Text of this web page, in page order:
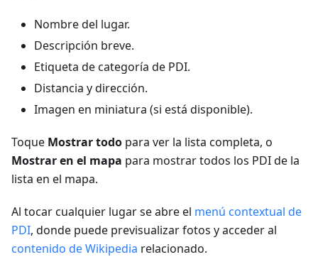
Nombre del lugar.
Descripción breve.
Etiqueta de categoría de PDI.
Distancia y dirección.
Imagen en miniatura (si está disponible).
Toque Mostrar todo para ver la lista completa, o
Mostrar en el mapa para mostrar todos los PDI de la
lista en el mapa.
Al tocar cualquier lugar se abre el menú contextual de
PDI, donde puede previsualizar fotos y acceder al
contenido de Wikipedia relacionado.